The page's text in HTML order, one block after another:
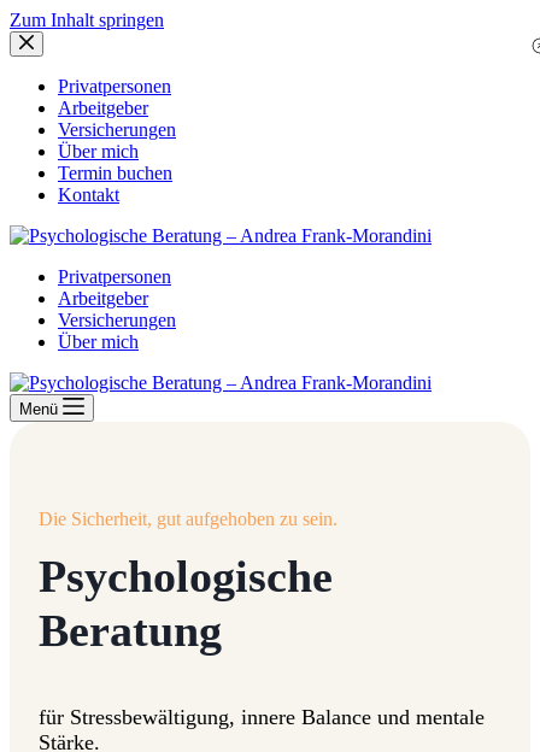
Zum Inhalt springen
Privatpersonen
Arbeitgeber
Versicherungen
Über mich
Termin buchen
Kontakt
Privatpersonen
Arbeitgeber
Versicherungen
Über mich
Menü
Die Sicherheit, gut aufgehoben zu sein.
Psychologische
Beratung
für Stressbewältigung, innere Balance und mentale
Stärke.